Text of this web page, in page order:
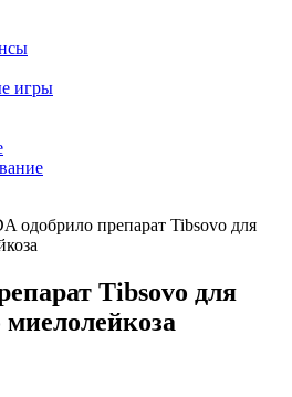
игры
одобрило препарат Tibsovo для
Tibsovo для
миелолейкоза